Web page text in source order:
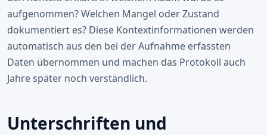
aufgenommen? Welchen Mangel oder Zustand
dokumentiert es? Diese Kontextinformationen werden
automatisch aus den bei der Aufnahme erfassten
Daten übernommen und machen das Protokoll auch
Jahre später noch verständlich.
Unterschriften und